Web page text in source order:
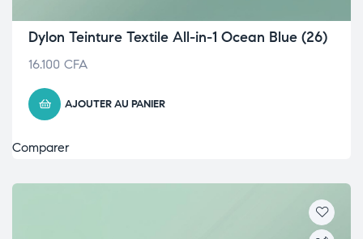
Dylon Teinture Textile All-in-1 Ocean Blue (26)
16.100 CFA
AJOUTER AU PANIER
Comparer